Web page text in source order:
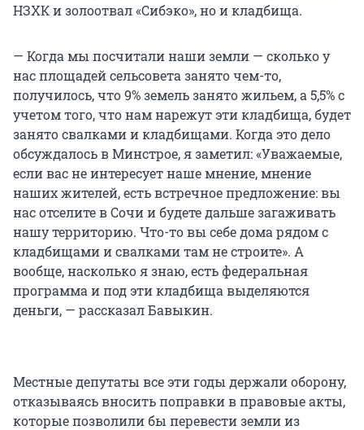
НЗХК и золоотвал «Сибэко», но и кладбища.
— Когда мы посчитали наши земли — сколько у
нас площадей сельсовета занято чем-то,
получилось, что 9% земель занято жильем, а 5,5% с
учетом того, что нам нарежут эти кладбища, будет
занято свалками и кладбищами. Когда это дело
обсуждалось в Минстрое, я заметил: «Уважаемые,
если вас не интересует наше мнение, мнение
наших жителей, есть встречное предложение: вы
нас отселите в Сочи и будете дальше загаживать
нашу территорию. Что-то вы себе дома рядом с
кладбищами и свалками там не строите». А
вообще, насколько я знаю, есть федеральная
программа и под эти кладбища выделяются
деньги, — рассказал Бавыкин.
Местные депутаты все эти годы держали оборону,
отказываясь вносить поправки в правовые акты,
которые позволили бы перевести земли из